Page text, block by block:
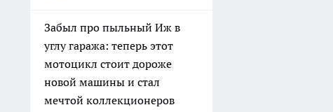
Забыл про пыльный Иж в
углу гаража: теперь этот
мотоцикл стоит дороже
новой машины и стал
мечтой коллекционеров